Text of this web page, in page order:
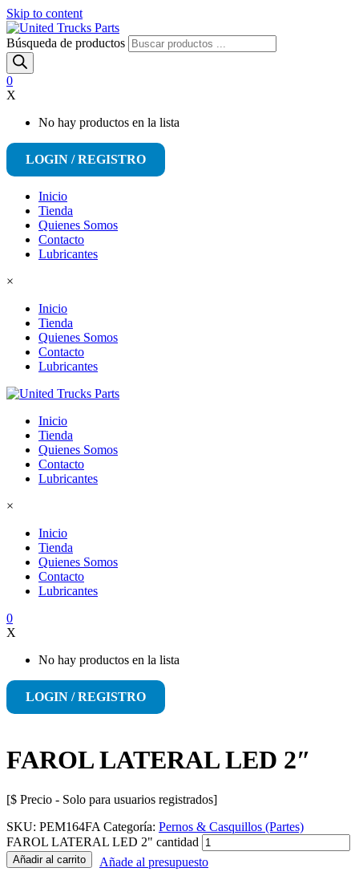
Skip to content
Búsqueda de productos
0
X
No hay productos en la lista
LOGIN / REGISTRO
Inicio
Tienda
Quienes Somos
Contacto
Lubricantes
×
Inicio
Tienda
Quienes Somos
Contacto
Lubricantes
Inicio
Tienda
Quienes Somos
Contacto
Lubricantes
×
Inicio
Tienda
Quienes Somos
Contacto
Lubricantes
0
X
No hay productos en la lista
LOGIN / REGISTRO
FAROL LATERAL LED 2″
[$ Precio - Solo para usuarios registrados]
SKU: PEM164FA Categoría: Pernos & Casquillos (Partes)
FAROL LATERAL LED 2" cantidad
Añadir al carrito Añade al presupuesto